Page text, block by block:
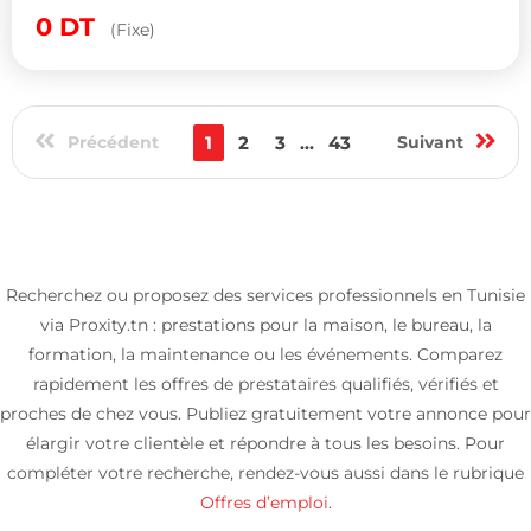
0 DT (Fixe)
Précédent 1 2 3 ... 43 Suivant
Recherchez ou proposez des services professionnels en Tunisie
via Proxity.tn : prestations pour la maison, le bureau, la
formation, la maintenance ou les événements. Comparez
rapidement les offres de prestataires qualifiés, vérifiés et
proches de chez vous. Publiez gratuitement votre annonce pour
élargir votre clientèle et répondre à tous les besoins. Pour
compléter votre recherche, rendez-vous aussi dans le rubrique
Offres d’emploi.